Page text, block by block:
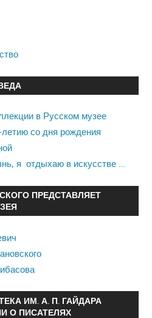
в Русском музее
со дня рождения
я отдыхаю в искусстве …
ПРЕДСТАВЛЯЕТ
ИМ. А. П. ГАЙДАРА
О ПИСАТЕЛЯХ